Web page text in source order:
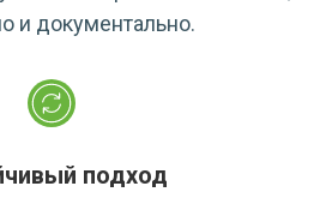
и документально.
подход